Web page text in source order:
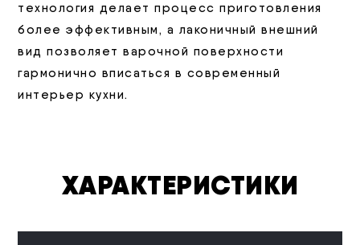
технология делает процесс приготовления
более эффективным, а лаконичный внешний
вид позволяет варочной поверхности
гармонично вписаться в современный
интерьер кухни.
ХАРАКТЕРИСТИКИ